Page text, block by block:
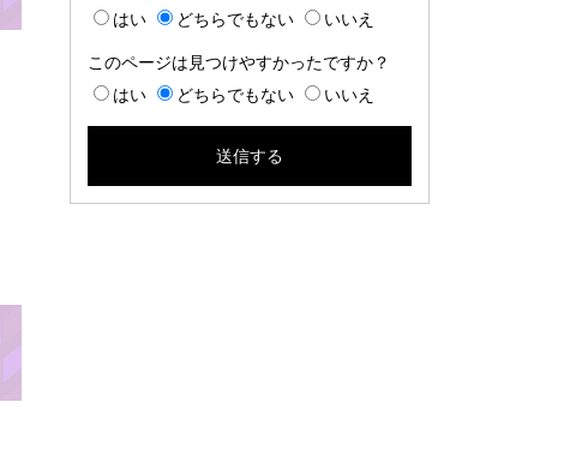
はい
どちらでもない いいえ
このページは見つけやすかったですか？
はい
どちらでもない いいえ